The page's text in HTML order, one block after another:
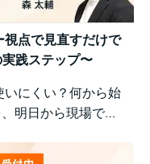
視点で見直すだけで
践ステップ〜
にくい？何から始
明日から現場で実
践型セミナーで